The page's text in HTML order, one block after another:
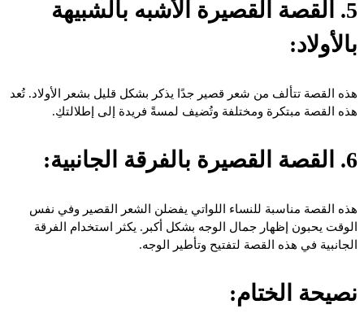
5. القصة القصيرة الأشبه بالشبيهة
بالأولاد:
هذه القصة تتألف من شعر قصير جدًا يذكر بشكل قليل بشعر الأولاد. تُعد
هذه القصة مبتكرة ومختلفة وتُضيف لمسةً فريدة إلى إطلالتكِ.
6. القصة القصيرة بالفرقة الجانبية:
هذه القصة مناسبة للنساء اللواتي يفضلن الشعر القصير وفي نفس
الوقت يحبون إظهار جمال الوجه بشكل أكبر. يكثر استخدام الفرقة
الجانبية في هذه القصة لتفتيح وتأطير الوجه.
نصيحة الختام: